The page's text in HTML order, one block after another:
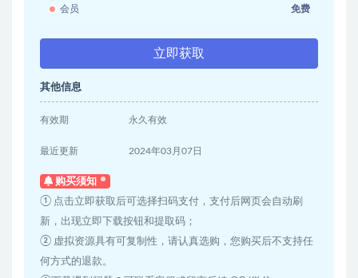
会员 免费
立即获取
其他信息
有效期 永久有效
最近更新 2024年03月07日
购买须知
① 点击立即获取后可选择扫码支付，支付后网页会自动刷
新，出现立即下载按钮和提取码；
② 虚拟资源具有可复制性，请认真选购，您购买后不支持任
何方式的退款。